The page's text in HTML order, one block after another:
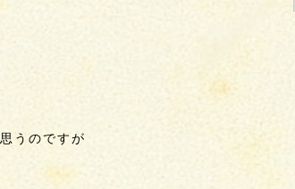
うのですが